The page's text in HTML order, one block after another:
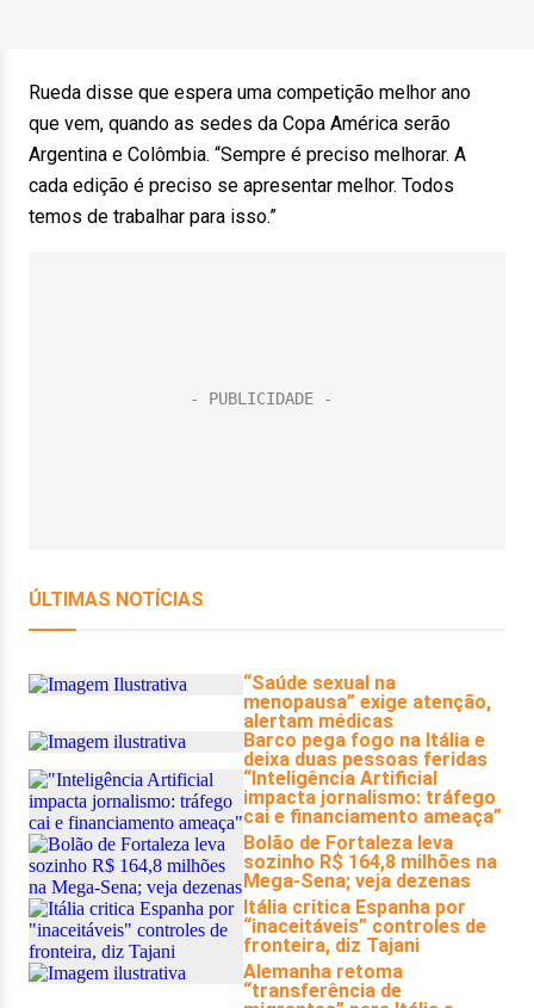
Rueda disse que espera uma competição melhor ano
que vem, quando as sedes da Copa América serão
Argentina e Colômbia. “Sempre é preciso melhorar. A
cada edição é preciso se apresentar melhor. Todos
temos de trabalhar para isso.”